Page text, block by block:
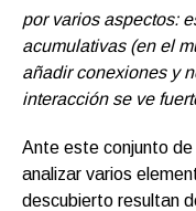
por varios aspectos:
acumulativas (en el
añadir conexiones y
interacción se ve
Ante este conjunto
analizar varios
descubierto resultan